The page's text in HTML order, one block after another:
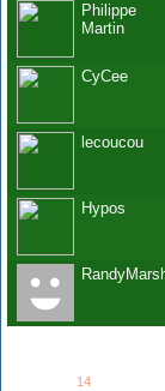
Philippe
Martin
CyCee
lecoucou
Hypos
14members...